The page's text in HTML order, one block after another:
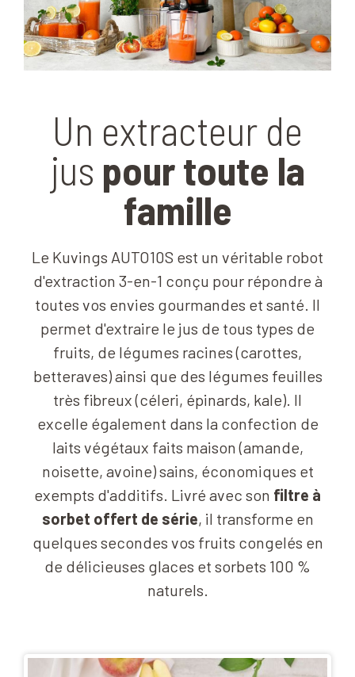
Un extracteur de
jus pour toute la
famille
Le Kuvings AUTO10S est un véritable robot
d'extraction 3-en-1 conçu pour répondre à
toutes vos envies gourmandes et santé. Il
permet d'extraire le jus de tous types de
fruits, de légumes racines (carottes,
betteraves) ainsi que des légumes feuilles
très fibreux (céleri, épinards, kale). Il
excelle également dans la confection de
laits végétaux faits maison (amande,
noisette, avoine) sains, économiques et
exempts d'additifs. Livré avec son filtre à
sorbet offert de série, il transforme en
quelques secondes vos fruits congelés en
de délicieuses glaces et sorbets 100 %
naturels.